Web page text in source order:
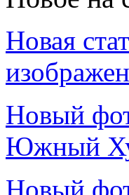
Новая
Новый
Южный
Новый